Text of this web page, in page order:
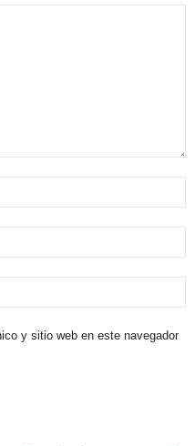
y sitio web en este navegador